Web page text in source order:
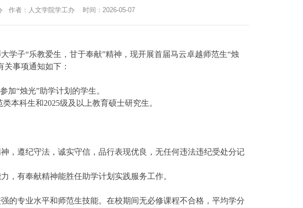
作者：人文学院学工办 时间：2026-05-07
学子“乐教爱生，甘于奉献”精神，现开展首届马云卓越师范生“烛
事项通知如下：
加“烛光”助学计划的学生。
类本科生和2025级及以上教育硕士研究生。
，遵纪守法，诚实守信，品行表现优良，无任何违法违纪受处分记
，有奉献精神能胜任助学计划实践服务工作。
的专业水平和师范生技能。在校期间无必修课程不合格，平均学分